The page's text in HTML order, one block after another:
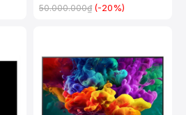
50.000.000₫ (-20%)